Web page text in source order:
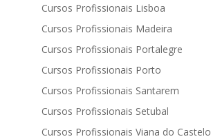
Cursos Profissionais Lisboa
Cursos Profissionais Madeira
Cursos Profissionais Portalegre
Cursos Profissionais Porto
Cursos Profissionais Santarem
Cursos Profissionais Setubal
Cursos Profissionais Viana do Castelo